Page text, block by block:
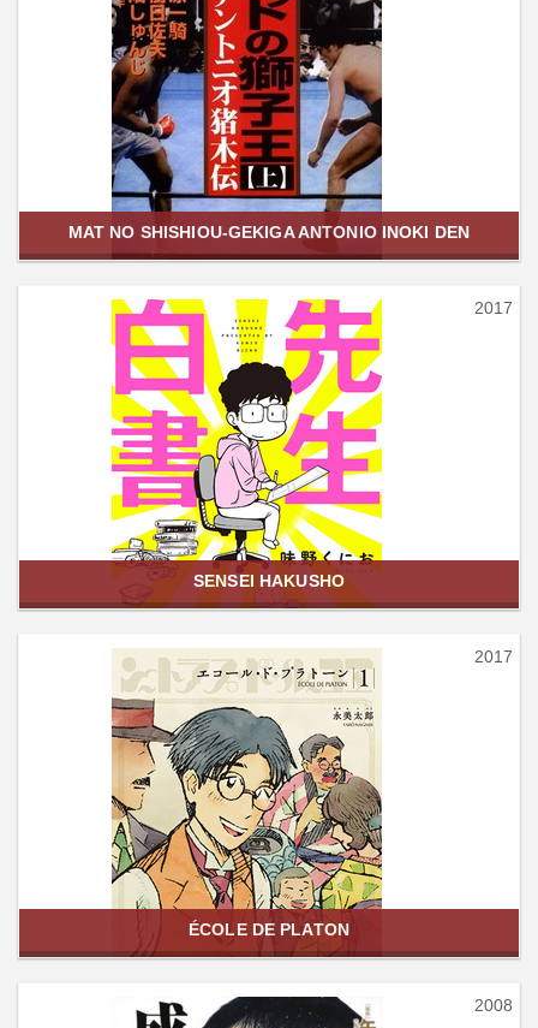
MAT NO SHISHIOU-GEKIGA ANTONIO INOKI DEN
2017
SENSEI HAKUSHO
2017
ÉCOLE DE PLATON
2008